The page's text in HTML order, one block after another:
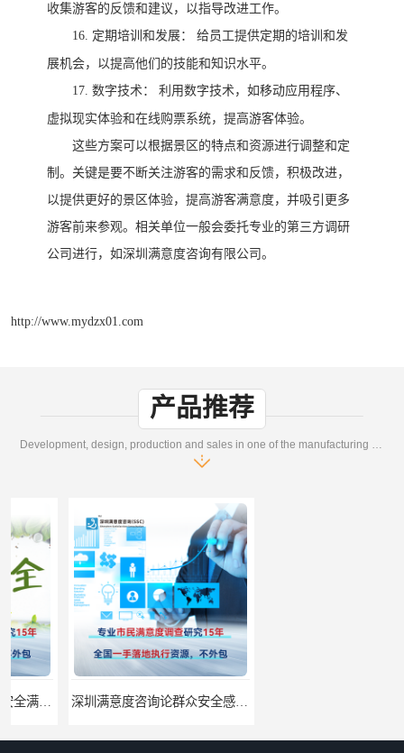
收集游客的反馈和建议，以指导改进工作。
16. 定期培训和发展： 给员工提供定期的培训和发
展机会，以提高他们的技能和知识水平。
17. 数字技术： 利用数字技术，如移动应用程序、
虚拟现实体验和在线购票系统，提高游客体验。
这些方案可以根据景区的特点和资源进行调整和定
制。关键是要不断关注游客的需求和反馈，积极改进，
以提供更好的景区体验，提高游客满意度，并吸引更多
游客前来参观。 相关单位一般会委托专业的第三方调研
公司进行， 如深圳满意度咨询有限公司。
http://www.mydzx01.com
产品推荐
深圳满意度咨询论群众安全感满意度调查如何操作